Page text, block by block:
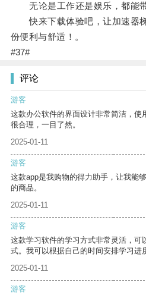
无论是工作还是娱乐，都能带
快来下载体验吧，让加速器
份便利与舒适！。
#37#
评论
游客
这款办公软件的界面设计非常简洁，使
很合理，一目了然。
2025-01-11
游客
这款app是我购物的得力助手，让我能
的商品。
2025-01-11
游客
这款学习软件的学习方式非常灵活，可
式。我可以根据自己的时间安排学习进
2025-01-11
游客